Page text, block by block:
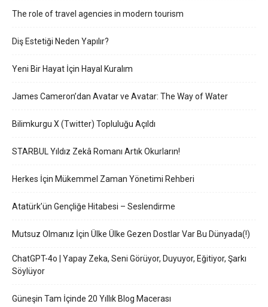
The role of travel agencies in modern tourism
Diş Estetiği Neden Yapılır?
Yeni Bir Hayat İçin Hayal Kuralım
James Cameron’dan Avatar ve Avatar: The Way of Water
Bilimkurgu X (Twitter) Topluluğu Açıldı
STARBUL Yıldız Zekâ Romanı Artık Okurların!
Herkes İçin Mükemmel Zaman Yönetimi Rehberi
Atatürk’ün Gençliğe Hitabesi – Seslendirme
Mutsuz Olmanız İçin Ülke Ülke Gezen Dostlar Var Bu Dünyada(!)
ChatGPT-4o | Yapay Zeka, Seni Görüyor, Duyuyor, Eğitiyor, Şarkı
Söylüyor
Güneşin Tam İçinde 20 Yıllık Blog Macerası